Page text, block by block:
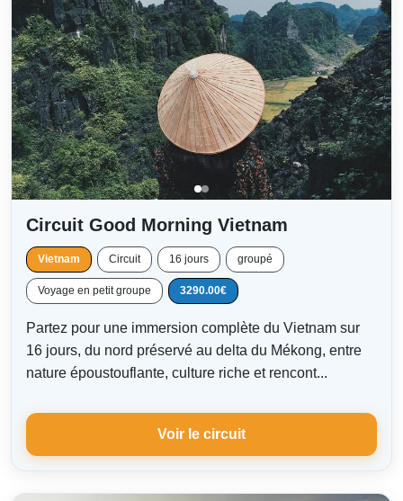
Circuit Good Morning Vietnam
Vietnam Circuit 16 jours groupé
Voyage en petit groupe 3290.00€
Partez pour une immersion complète du Vietnam sur
16 jours, du nord préservé au delta du Mékong, entre
nature époustouflante, culture riche et rencont...
Voir le circuit